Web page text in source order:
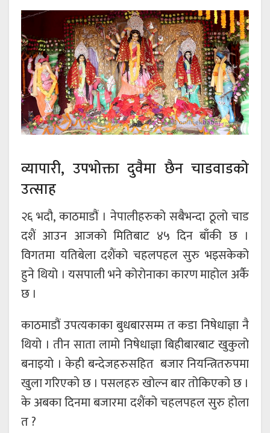
व्यापारी, उपभोक्ता दुवैमा छैन चाडवाडको
उत्साह
२६ भदौ, काठमाडौं । नेपालीहरुको सबैभन्दा ठूलो चाड
दशैं आउन आजको मितिबाट ४५ दिन बाँकी छ ।
विगतमा यतिबेला दशैंको चहलपहल सुरु भइसकेको
हुने थियो । यसपाली भने कोरोनाका कारण माहोल अर्कै
छ ।
काठमाडौं उपत्यकाका बुधबारसम्म त कडा निषेधाज्ञा नै
थियो । तीन साता लामो निषेधाज्ञा बिहीबारबाट खुकुलो
बनाइयो । केही बन्देजहरुसहित बजार नियन्त्रितरुपमा
खुला गरिएको छ । पसलहरु खोल्न बार तोकिएको छ ।
के अबका दिनमा बजारमा दशैंको चहलपहल सुरु होला
त ?